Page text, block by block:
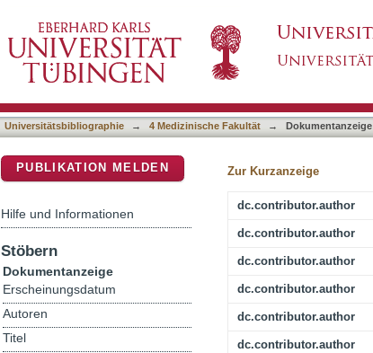
Universitätsbibliographie → 4 Medizinische Fakultät → Dokumentanzeige
Zur Kurzanzeige
dc.contributor.author
dc.contributor.author
dc.contributor.author
dc.contributor.author
dc.contributor.author
dc.contributor.author
PUBLIKATION MELDEN
Hilfe und Informationen
Stöbern
Dokumentanzeige
Erscheinungsdatum
Autoren
Titel